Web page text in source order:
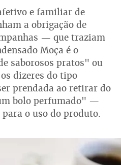
e familiar de
a obrigação de
— que traziam
Moça é o
saborosos pratos" ou
dizeres do tipo
prendada ao retirar do
bolo perfumado" —
o uso do produto.